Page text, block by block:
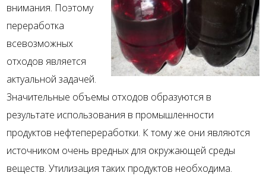
внимания. Поэтому
переработка
всевозможных
отходов является
актуальной задачей.
Значительные объемы отходов образуются в
результате использования в промышленности
продуктов нефтепереработки. К тому же они являются
источником очень вредных для окружающей среды
веществ. Утилизация таких продуктов необходима.